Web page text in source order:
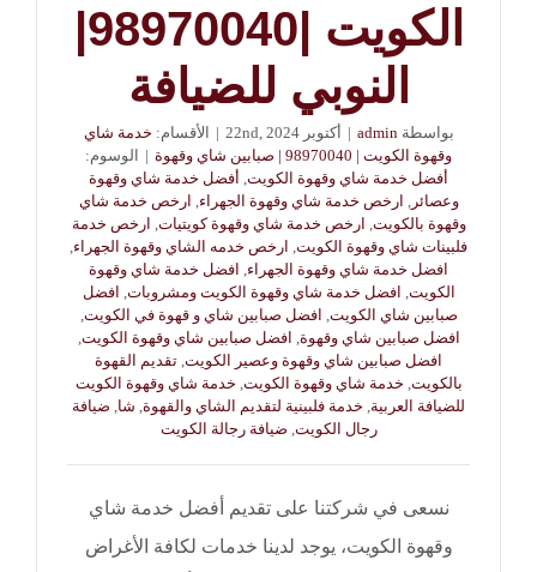
الكويت |98970040|
النوبي للضيافة
بواسطة admin
| أكتوبر 22nd, 2024 | الأقسام: خدمة شاي
وقهوة الكويت | 98970040 | صبابين شاي وقهوة
|
الوسوم:
أفضل خدمة شاي وقهوة الكويت أفضل خدمة شاي وقهوة
وعصائر
ارخص خدمة شاي وقهوة الجهراء ارخص خدمة شاي
وقهوة بالكويت ارخص خدمة شاي وقهوة كويتيات ارخص خدمة
فلبينات شاي وقهوة الكويت ارخص خدمه الشاي وقهوة الجهراء
افضل خدمة شاي وقهوة الجهراء افضل خدمة شاي وقهوة
الكويت افضل خدمة شاي وقهوة الكويت ومشروبات افضل
صبابين شاي الكويت افضل صبابين شاي و قهوة في الكويت
افضل صبابين شاي وقهوة افضل صبابين شاي وقهوة الكويت
افضل صبابين شاي وقهوة وعصير الكويت تقديم القهوة
بالكويت خدمة شاي وقهوة الكويت خدمة شاي وقهوة الكويت
للضيافة العربية خدمة فلبينية لتقديم الشاي والقهوة شا ضيافة
رجال الكويت ضيافة رجالة الكويت
نسعى في شركتنا على تقديم أفضل خدمة شاي
وقهوة الكويت، يوجد لدينا خدمات لكافة الأغراض